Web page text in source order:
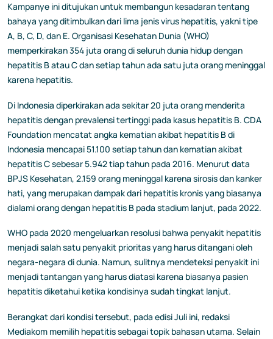
Kampanye ini ditujukan untuk membangun kesadaran tentang
bahaya yang ditimbulkan dari lima jenis virus hepatitis, yakni tipe
A, B, C, D, dan E. Organisasi Kesehatan Dunia (WHO)
memperkirakan 354 juta orang di seluruh dunia hidup dengan
hepatitis B atau C dan setiap tahun ada satu juta orang meninggal
karena hepatitis.
Di Indonesia diperkirakan ada sekitar 20 juta orang menderita
hepatitis dengan prevalensi tertinggi pada kasus hepatitis B. CDA
Foundation mencatat angka kematian akibat hepatitis B di
Indonesia mencapai 51.100 setiap tahun dan kematian akibat
hepatitis C sebesar 5.942 tiap tahun pada 2016. Menurut data
BPJS Kesehatan, 2.159 orang meninggal karena sirosis dan kanker
hati, yang merupakan dampak dari hepatitis kronis yang biasanya
dialami orang dengan hepatitis B pada stadium lanjut, pada 2022.
WHO pada 2020 mengeluarkan resolusi bahwa penyakit hepatitis
menjadi salah satu penyakit prioritas yang harus ditangani oleh
negara-negara di dunia. Namun, sulitnya mendeteksi penyakit ini
menjadi tantangan yang harus diatasi karena biasanya pasien
hepatitis diketahui ketika kondisinya sudah tingkat lanjut.
Berangkat dari kondisi tersebut, pada edisi Juli ini, redaksi
Mediakom memilih hepatitis sebagai topik bahasan utama. Selain